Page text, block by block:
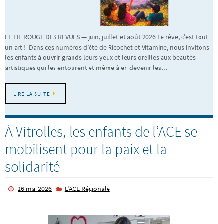
LE FIL ROUGE DES REVUES — juin, juillet et août 2026 Le rêve, c’est tout
un art ! Dans ces numéros d’été de Ricochet et Vitamine, nous invitons
les enfants à ouvrir grands leurs yeux et leurs oreilles aux beautés
artistiques qui les entourent et même à en devenir les…
LIRE LA SUITE
À Vitrolles, les enfants de l’ACE se
mobilisent pour la paix et la
solidarité
26 mai 2026 L'ACE Régionale